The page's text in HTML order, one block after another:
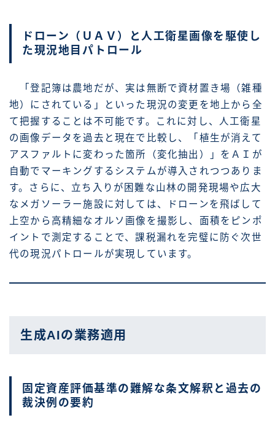
ドローン（ＵＡＶ）と人工衛星画像を駆使し
た現況地目パトロール
「登記簿は農地だが、実は無断で資材置き場（雑種
地）にされている」といった現況の変更を地上から全
て把握することは不可能です。これに対し、人工衛星
の画像データを過去と現在で比較し、「植生が消えて
アスファルトに変わった箇所（変化抽出）」をＡＩが
自動でマーキングするシステムが導入されつつありま
す。さらに、立ち入りが困難な山林の開発現場や広大
なメガソーラー施設に対しては、ドローンを飛ばして
上空から高精細なオルソ画像を撮影し、面積をピンポ
イントで測定することで、課税漏れを完璧に防ぐ次世
代の現況パトロールが実現しています。
生成AIの業務適用
固定資産評価基準の難解な条文解釈と過去の
裁決例の要約